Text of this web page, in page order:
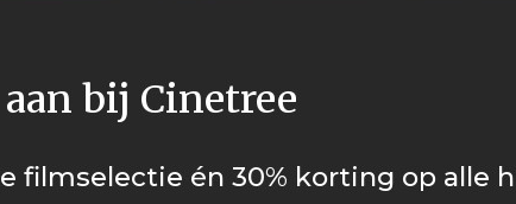
bij Cinetree
filmselectie én 30% korting op alle